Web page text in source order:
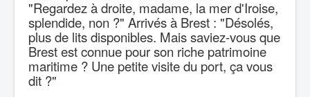
"Regardez à droite, madame, la mer d'Iroise,
splendide, non ?" Arrivés à Brest : "Désolés,
plus de lits disponibles. Mais saviez-vous que
Brest est connue pour son riche patrimoine
maritime ? Une petite visite du port, ça vous
dit ?"